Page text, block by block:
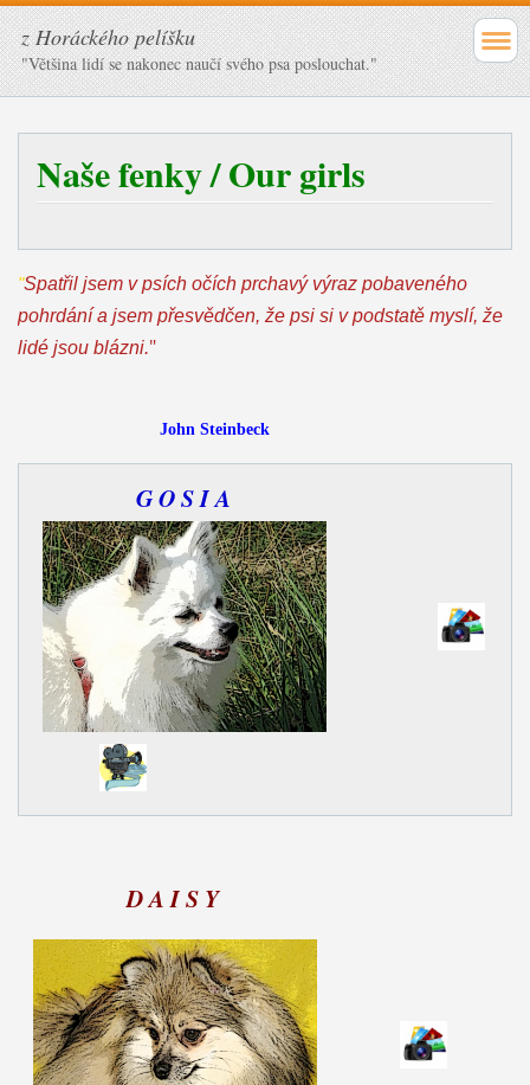
z Horáckého pelíšku
"Většina lidí se nakonec naučí svého psa poslouchat."
Naše fenky / Our girls
"Spatřil jsem v psích očích prchavý výraz pobaveného
pohrdání a jsem přesvědčen, že psi si v podstatě myslí, že
lidé jsou blázni."
John Steinbeck
G O S I A
D A I S Y